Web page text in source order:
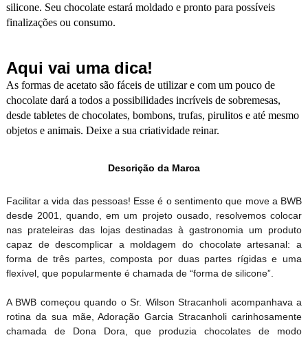
silicone. Seu chocolate estará moldado e pronto para possíveis
finalizações ou consumo.
Aqui vai uma dica!
As formas de acetato são fáceis de utilizar e com um pouco de
chocolate dará a todos a possibilidades incríveis de sobremesas,
desde tabletes de chocolates, bombons, trufas, pirulitos e até mesmo
objetos e animais. Deixe a sua criatividade reinar.
Descrição da Marca
Facilitar a vida das pessoas! Esse é o sentimento que move a BWB
desde 2001, quando, em um projeto ousado, resolvemos colocar
nas prateleiras das lojas destinadas à gastronomia um produto
capaz de descomplicar a moldagem do chocolate artesanal: a
forma de três partes, composta por duas partes rígidas e uma
flexível, que popularmente é chamada de “forma de silicone”.
A BWB começou quando o Sr. Wilson Stracanholi acompanhava a
rotina da sua mãe, Adoração Garcia Stracanholi carinhosamente
chamada de Dona Dora, que produzia chocolates de modo